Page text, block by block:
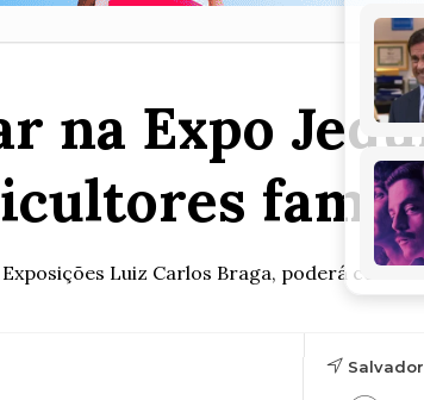
na Expo
Luiz Carlos Braga, poderá